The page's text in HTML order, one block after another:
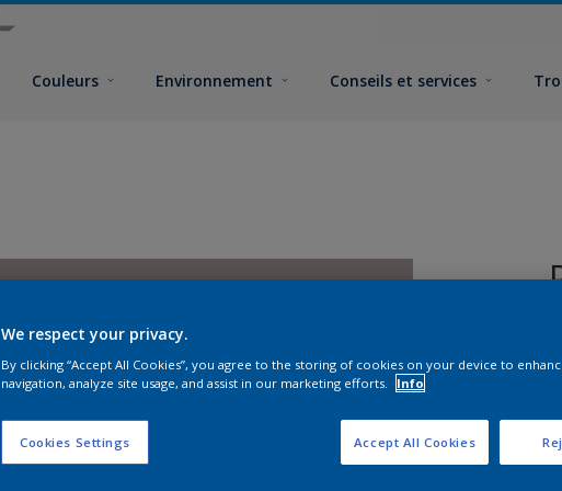
Couleurs Environnement Conseils et services
We respect your privacy.
By clicking “Accept All Cookies”, you agree to the storing of cookies on your device to
navigation, analyze site usage, and assist in our marketing efforts.
Info
Cookies Settings Accept All Cookies